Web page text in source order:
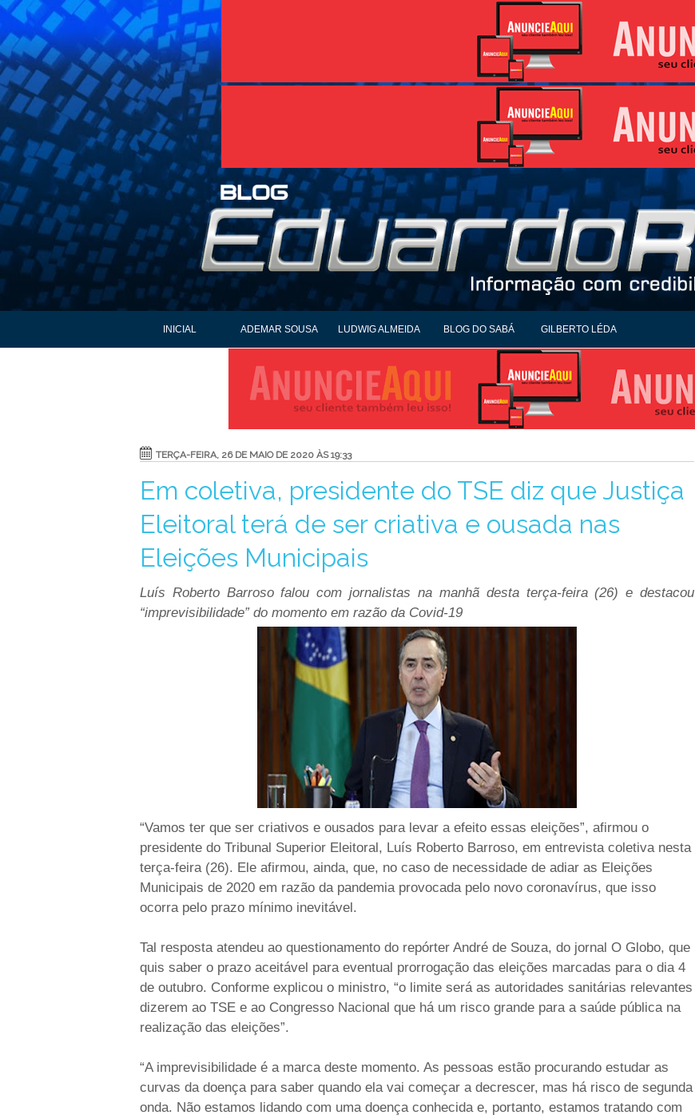
INICIAL ADEMAR SOUSA LUDWIG ALMEIDA BLOG DO SABÁ GILBERTO LÉDA
TERÇA-FEIRA, 26 DE MAIO DE 2020 ÀS 19:33
Em coletiva, presidente do TSE diz que Justiça
Eleitoral terá de ser criativa e ousada nas
Eleições Municipais
Luís Roberto Barroso falou com jornalistas na manhã desta terça-feira (26) e destacou
“imprevisibilidade” do momento em razão da Covid-19
“Vamos ter que ser criativos e ousados para levar a efeito essas eleições”, afirmou o
presidente do Tribunal Superior Eleitoral, Luís Roberto Barroso, em entrevista coletiva nesta
terça-feira (26). Ele afirmou, ainda, que, no caso de necessidade de adiar as Eleições
Municipais de 2020 em razão da pandemia provocada pelo novo coronavírus, que isso
ocorra pelo prazo mínimo inevitável.
Tal resposta atendeu ao questionamento do repórter André de Souza, do jornal O Globo, que
quis saber o prazo aceitável para eventual prorrogação das eleições marcadas para o dia 4
de outubro. Conforme explicou o ministro, “o limite será as autoridades sanitárias relevantes
dizerem ao TSE e ao Congresso Nacional que há um risco grande para a saúde pública na
realização das eleições”.
“A imprevisibilidade é a marca deste momento. As pessoas estão procurando estudar as
curvas da doença para saber quando ela vai começar a decrescer, mas há risco de segunda
onda. Não estamos lidando com uma doença conhecida e, portanto, estamos tratando com